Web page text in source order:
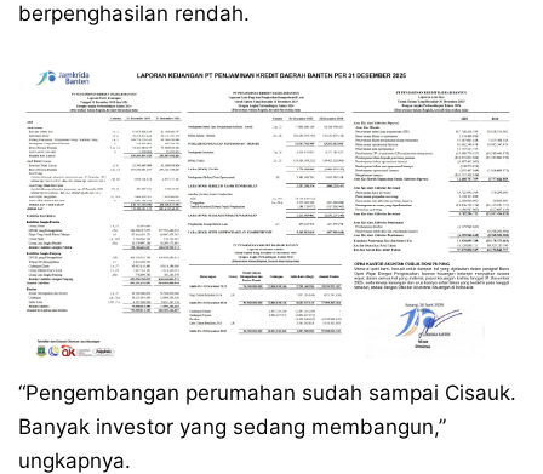
berpenghasilan rendah.
“Pengembangan perumahan sudah sampai Cisauk.
Banyak investor yang sedang membangun,”
ungkapnya.